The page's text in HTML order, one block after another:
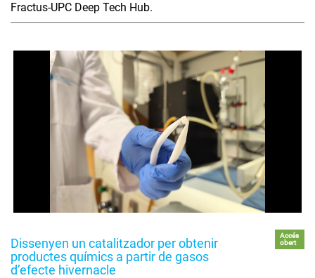
Fractus-UPC Deep Tech Hub.
Dissenyen un catalitzador per obtenir
productes químics a partir de gasos
d’efecte hivernacle
Accés
obert